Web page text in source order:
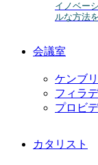
イノベー
ルな方法
会議室
ケンブ
フィラ
プロビ
カタリスト